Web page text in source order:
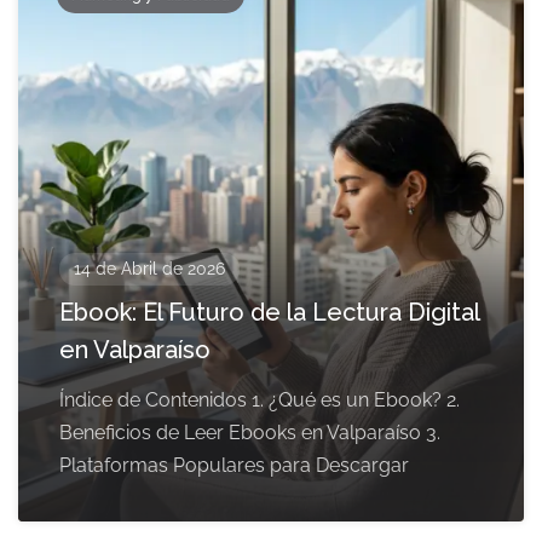
14 de Abril de 2026
Ebook: El Futuro de la Lectura Digital
en Valparaíso
Índice de Contenidos 1. ¿Qué es un Ebook? 2.
Beneficios de Leer Ebooks en Valparaíso 3.
Plataformas Populares para Descargar